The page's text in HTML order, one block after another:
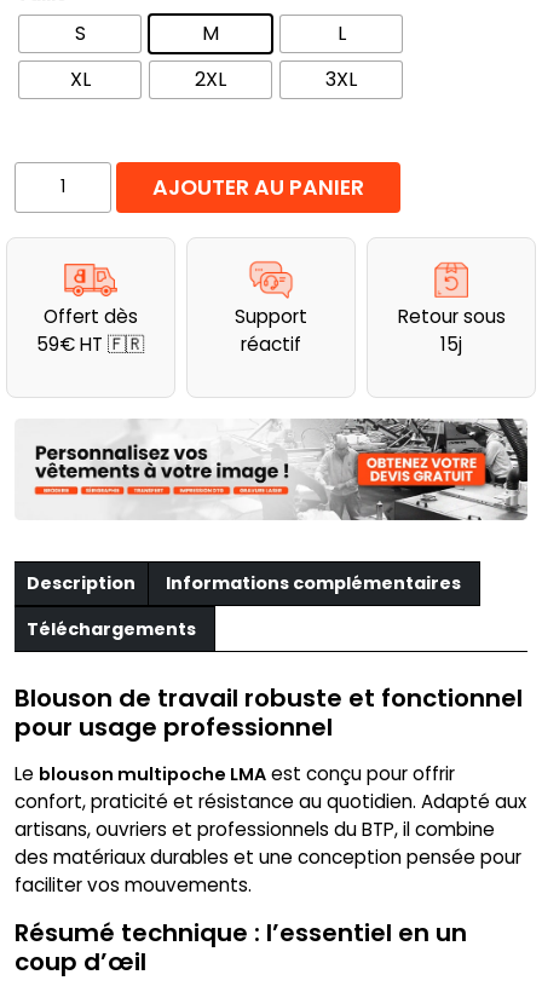
S M
L
XL
2XL 3XL
quantité
de
Blouson
multipoche
travail
LMA
AJOUTER AU PANIER
Offert dès
59€ HT 🇫🇷
Support
réactif
Retour sous
15j
Description
Informations complémentaires
Téléchargements
Blouson de travail robuste et fonctionnel
pour usage professionnel
Le blouson multipoche LMA est conçu pour offrir
confort, praticité et résistance au quotidien. Adapté aux
artisans, ouvriers et professionnels du BTP, il combine
des matériaux durables et une conception pensée pour
faciliter vos mouvements.
Résumé technique : l’essentiel en un
coup d’œil